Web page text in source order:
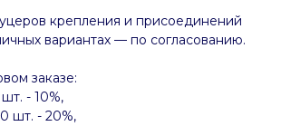
крепления и присоединений
вариантах — по согласованию.
заказе:
- 10%,
шт. - 20%,